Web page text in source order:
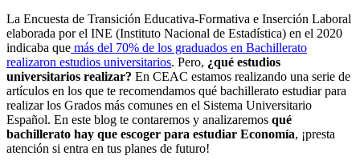
La Encuesta de Transición Educativa-Formativa e Inserción Laboral
elaborada por el INE (Instituto Nacional de Estadística) en el 2020
indicaba que más del 70% de los graduados en Bachillerato
realizaron estudios universitarios. Pero, ¿qué estudios
universitarios realizar? En CEAC estamos realizando una serie de
artículos en los que te recomendamos qué bachillerato estudiar para
realizar los Grados más comunes en el Sistema Universitario
Español. En este blog te contaremos y analizaremos qué
bachillerato hay que escoger para estudiar Economía, ¡presta
atención si entra en tus planes de futuro!